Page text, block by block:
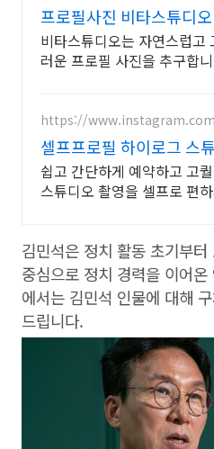
프로필사진 비타스튜디
당일 1:1 사진수정
비타스튜디오는 자연스럽고
러운 프로필 사진을 추구합
https://
셀프프로필 하이로그 스
쉽고 간단하게 예약하고 고
스튜디오 촬영을 셀프로 편
김민석은 정치 활동 초기부
중심으로 정치 경력을 이어
에서는 김민석 인물에 대해
드립니다.